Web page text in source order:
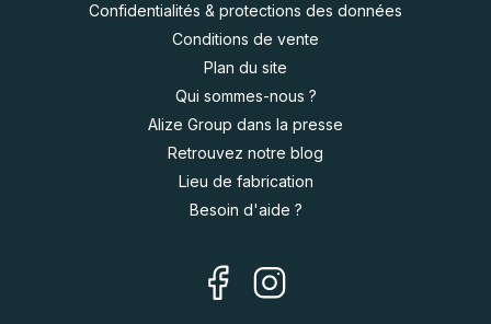
Confidentialités & protections des données
Conditions de vente
Plan du site
Qui sommes-nous ?
Alize Group dans la presse
Retrouvez notre blog
Lieu de fabrication
Besoin d'aide ?